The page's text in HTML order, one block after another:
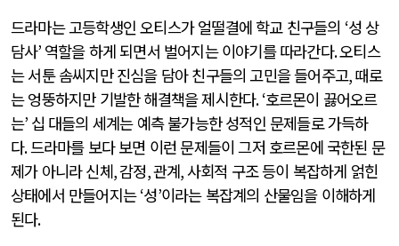
드라마는 고등학생인 오티스가 얼떨결에 학교 친구들의 ‘성 상
담사’ 역할을 하게 되면서 벌어지는 이야기를 따라간다.오티스
는 서툰 솜씨지만 진심을 담아 친구들의 고민을 들어주고,때로
는 엉뚱하지만 기발한 해결책을 제시한다. ‘호르몬이 끓어오르
는’ 십 대들의 세계는 예측 불가능한 성적인 문제들로 가득하
다.드라마를 보다 보면 이런 문제들이 그저 호르몬에 국한된 문
제가 아니라 신체,감정,관계,사회적 구조 등이 복잡하게 얽힌
상태에서 만들어지는‘성’이라는 복잡계의 산물임을 이해하게
된다.